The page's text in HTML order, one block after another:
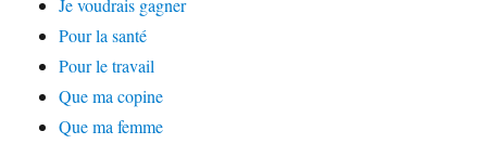
Je voudrais gagner
Pour la santé
Pour le travail
Que ma copine
Que ma femme